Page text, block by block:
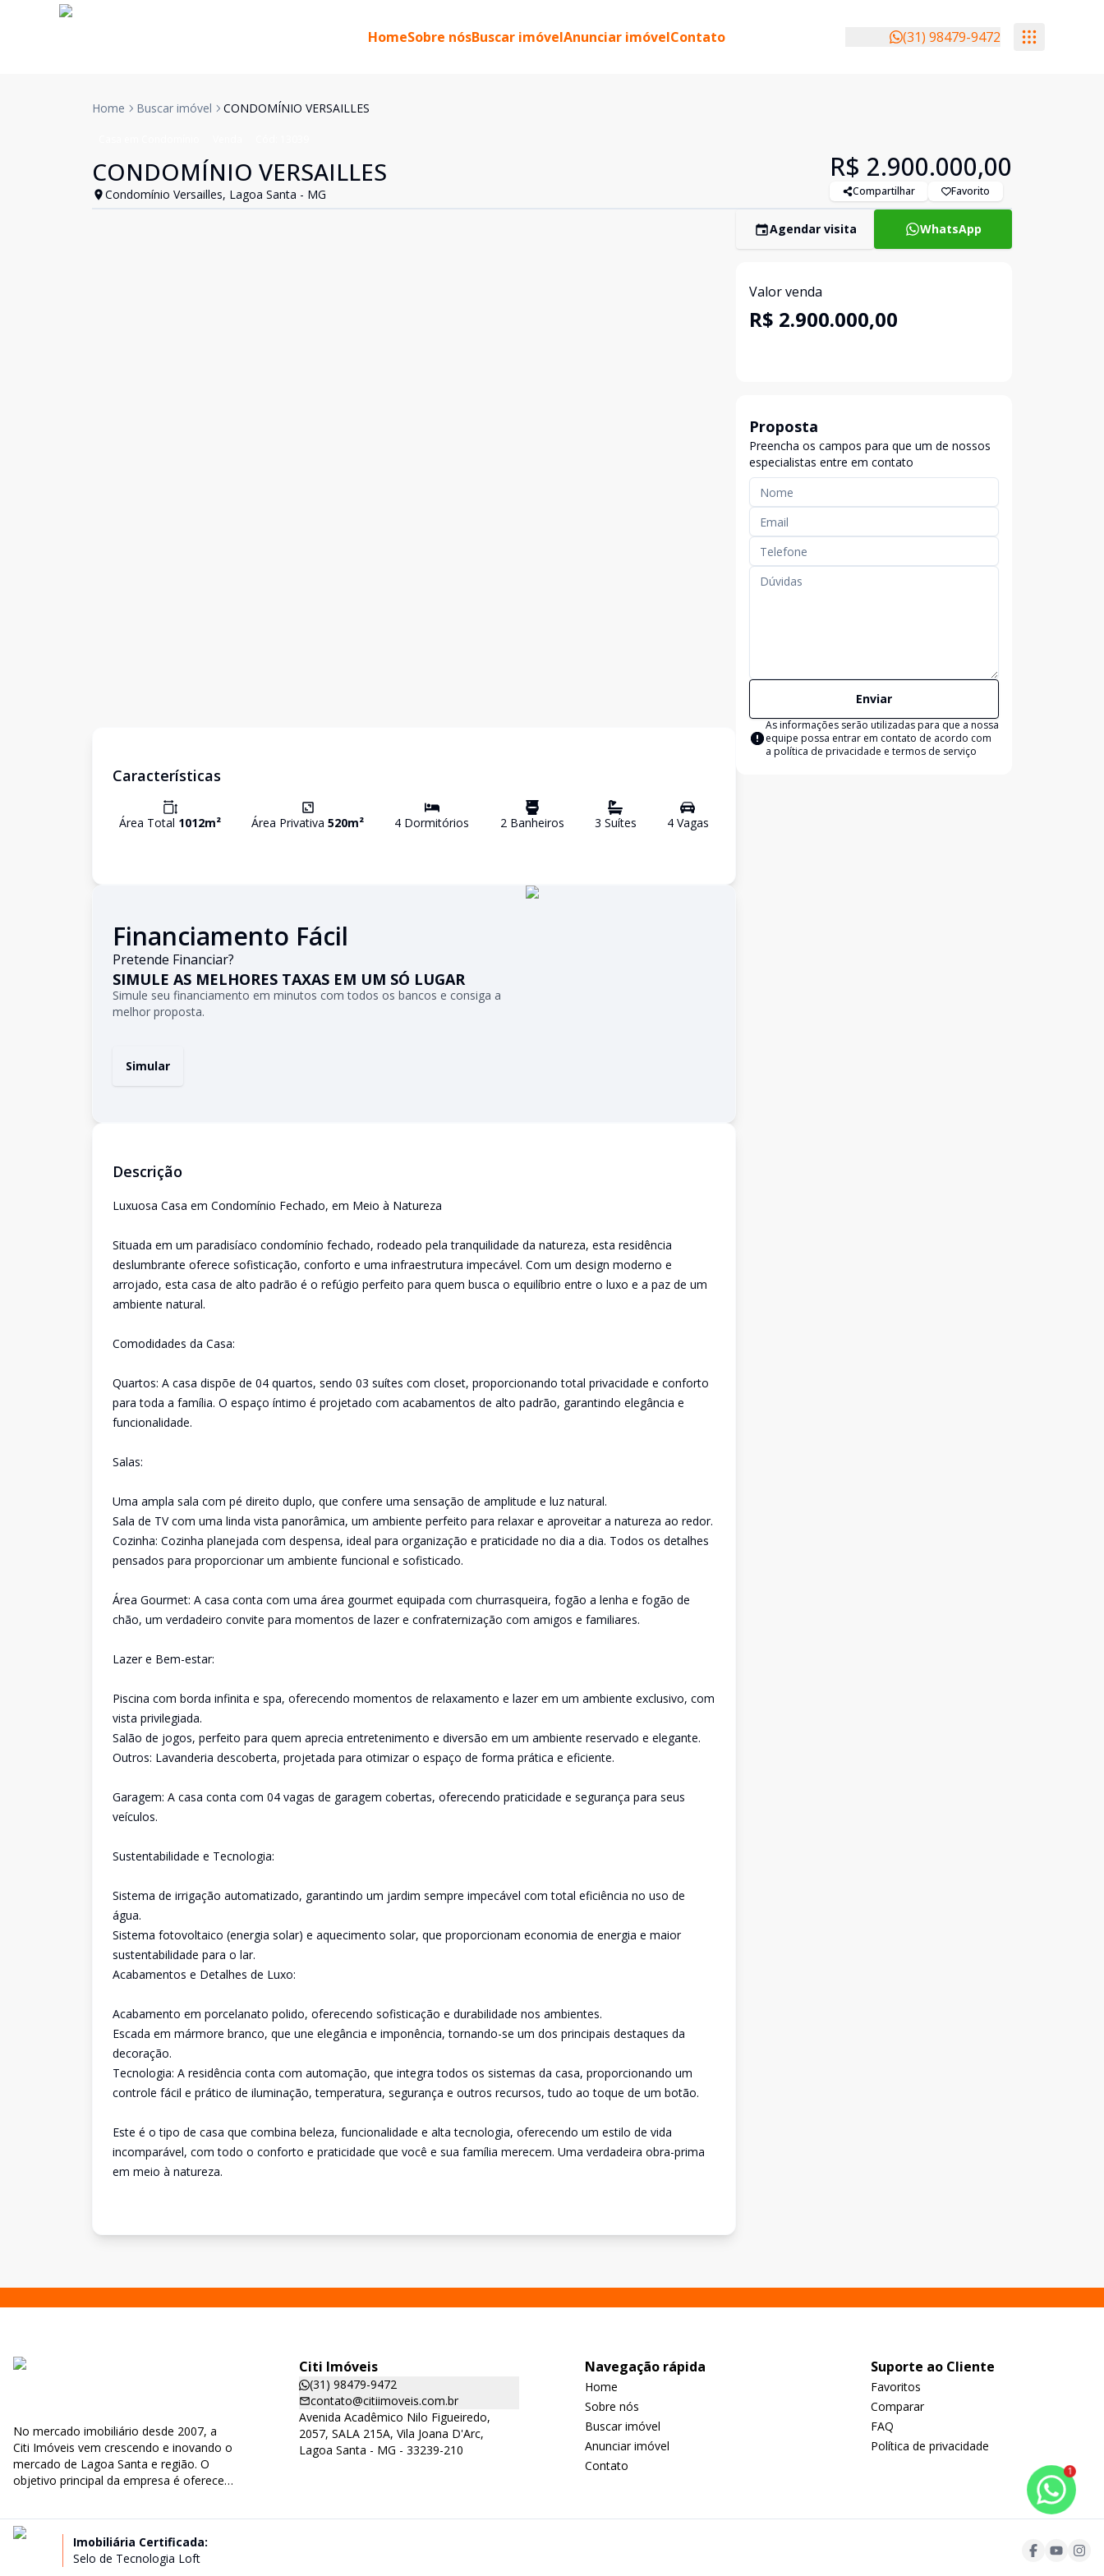
HomeSobre nósBuscar imóvelAnunciar imóvelContato (31) 98479-9472
Home Buscar imóvel CONDOMÍNIO VERSAILLES
CONDOMÍNIO VERSAILLES
Condomínio Versailles, Lagoa Santa - MG
R$ 2.900.000,00
Compartilhar Favorito
Características
Área Total 1012m² Área Privativa520m² 4 Dormitórios 2Banheiros 3 Suítes 4Vagas
Financiamento Fácil
Pretende Financiar?
SIMULE AS MELHORES TAXAS EM UM SÓ LUGAR
Simule seu financiamento em minutos com todos os bancos e consiga a
melhor proposta.
Simular
Descrição
Luxuosa Casa em Condomínio Fechado, em Meio à Natureza
Situada em um paradisíaco condomínio fechado, rodeado pela tranquilidade da natureza, esta residência
deslumbrante oferece sofisticação, conforto e uma infraestrutura impecável. Com um design moderno e
arrojado, esta casa de alto padrão é o refúgio perfeito para quem busca o equilíbrio entre o luxo e a paz de um
ambiente natural.
Comodidades da Casa:
Quartos: A casa dispõe de 04 quartos, sendo 03 suítes com closet, proporcionando total privacidade e conforto
para toda a família. O espaço íntimo é projetado com acabamentos de alto padrão, garantindo elegância e
funcionalidade.
Salas:
Uma ampla sala com pé direito duplo, que confere uma sensação de amplitude e luz natural.
Sala de TV com uma linda vista panorâmica, um ambiente perfeito para relaxar e aproveitar a natureza ao redor.
Cozinha: Cozinha planejada com despensa, ideal para organização e praticidade no dia a dia. Todos os detalhes
pensados para proporcionar um ambiente funcional e sofisticado.
Área Gourmet: A casa conta com uma área gourmet equipada com churrasqueira, fogão a lenha e fogão de
chão, um verdadeiro convite para momentos de lazer e confraternização com amigos e familiares.
Lazer e Bem-estar:
Piscina com borda infinita e spa, oferecendo momentos de relaxamento e lazer em um ambiente exclusivo, com
vista privilegiada.
Salão de jogos, perfeito para quem aprecia entretenimento e diversão em um ambiente reservado e elegante.
Outros: Lavanderia descoberta, projetada para otimizar o espaço de forma prática e eficiente.
Garagem: A casa conta com 04 vagas de garagem cobertas, oferecendo praticidade e segurança para seus
veículos.
Sustentabilidade e Tecnologia:
Sistema de irrigação automatizado, garantindo um jardim sempre impecável com total eficiência no uso de
água.
Sistema fotovoltaico (energia solar) e aquecimento solar, que proporcionam economia de energia e maior
sustentabilidade para o lar.
Acabamentos e Detalhes de Luxo:
Acabamento em porcelanato polido, oferecendo sofisticação e durabilidade nos ambientes.
Escada em mármore branco, que une elegância e imponência, tornando-se um dos principais destaques da
decoração.
Tecnologia: A residência conta com automação, que integra todos os sistemas da casa, proporcionando um
controle fácil e prático de iluminação, temperatura, segurança e outros recursos, tudo ao toque de um botão.
Este é o tipo de casa que combina beleza, funcionalidade e alta tecnologia, oferecendo um estilo de vida
incomparável, com todo o conforto e praticidade que você e sua família merecem. Uma verdadeira obra-prima
em meio à natureza.
Agendar visita WhatsApp
Valor venda
R$ 2.900.000,00
Proposta
Preencha os campos para que um de nossos
especialistas entre em contato
Enviar
As informações serão utilizadas para que a nossa
equipe possa entrar em contato de acordo com
a política de privacidade e termos de serviço
No mercado imobiliário desde 2007, a
Citi Imóveis vem crescendo e inovando o
mercado de Lagoa Santa e região. O
objetivo principal da empresa é oferecer
Citi Imóveis
(31) 98479-9472
contato@citiimoveis.com.br
Avenida Acadêmico Nilo Figueiredo,
2057, SALA 215A, Vila Joana D'Arc,
Lagoa Santa - MG - 33239-210
Navegação rápida
Home
Sobre nós
Buscar imóvel
Anunciar imóvel
Contato
Suporte ao Cliente
Favoritos
Comparar
FAQ
Política de privacidade
Imobiliária Certificada:
Selo de Tecnologia Loft
1